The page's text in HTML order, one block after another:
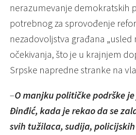
nerazumevanje demokratskih
potrebnog za sprovođenje
nezadovoljstva građana „usled
očekivanja, što je u krajnjem
Srpske napredne stranke na
–O manjku političke podrške
Đinđić, kada je rekao da se
svih tužilaca, sudija,